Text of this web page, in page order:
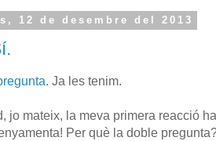
12 de desembre del 2013
. Ja les tenim.
jo mateix, la meva primera reacció
Per què la doble